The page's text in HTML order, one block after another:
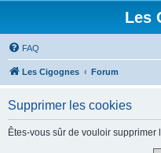
Les
FAQ
Les Cigognes Forum
Supprimer les cookies
Êtes-vous sûr de vouloir supprimer